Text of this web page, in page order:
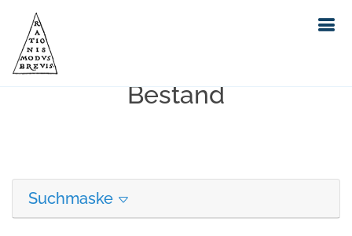
Erweiterte Suche in unserem
Bestand
Suchmaske